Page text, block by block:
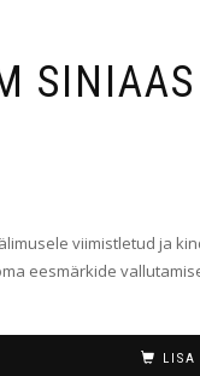
SINIAAS
viimistletud ja
eesmärkide
LISA